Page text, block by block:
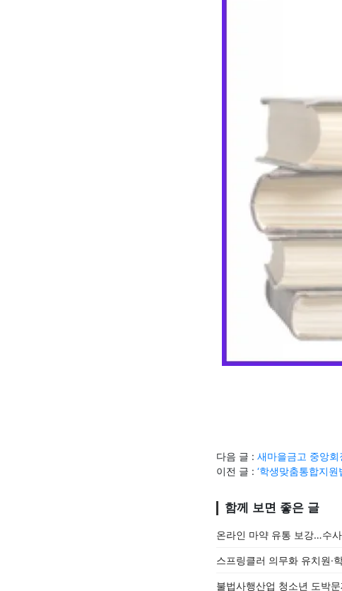
다음 글 : 새마을금고 중앙
이전 글 : ‘학생맞춤통합지
함께 보면 좋은 글
온라인 마약 유통 보강…수
스프링클러 의무화 유치원·
불법사행산업 청소년 도박